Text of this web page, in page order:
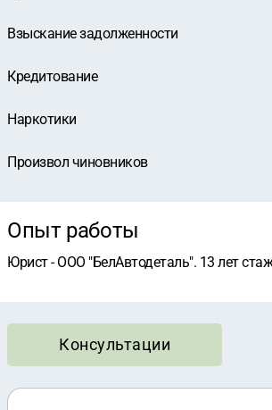
Взыскание задолженности
Кредитование
Наркотики
Произвол чиновников
Опыт работы
Юрист - ООО "БелАвтодеталь". 13 лет
Консультации